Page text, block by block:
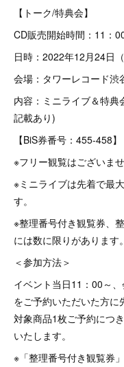
【トーク/特典会】
CD販売開始時間：11：
日時：2022年12月24日
会場：タワーレコード
内容：ミニライブ＆特
記載あり)
【BiS券番号：455-458】
※フリー観覧はございませ
※ミニライブは先着で最
す。
※整理番号付き観覧券、
には数に限りがあります。
＜参加方法＞
イベント当日11：00～
をご予約いただいた方に
対象商品1枚ご予約につ
いたします。
※「整理番号付き観覧券